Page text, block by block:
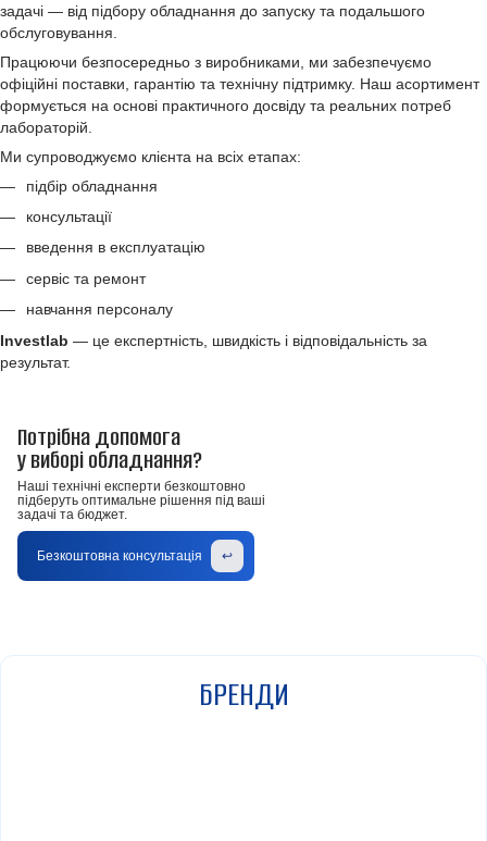
задачі — від підбору обладнання до запуску та подальшого
обслуговування.
Працюючи безпосередньо з виробниками, ми забезпечуємо
офіційні поставки, гарантію та технічну підтримку. Наш асортимент
формується на основі практичного досвіду та реальних потреб
лабораторій.
Ми супроводжуємо клієнта на всіх етапах:
підбір обладнання
консультації
введення в експлуатацію
сервіс та ремонт
навчання персоналу
Investlab — це експертність, швидкість і відповідальність за
результат.
Потрібна допомога
у виборі обладнання?
Наші технічні експерти безкоштовно
підберуть оптимальне рішення під ваші
задачі та бюджет.
Безкоштовна консультація ↩
БРЕНДИ